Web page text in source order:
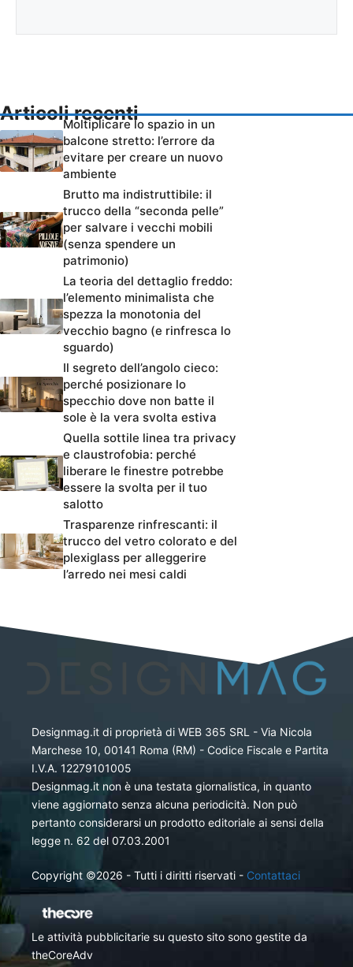
Articoli recenti
Moltiplicare lo spazio in un
balcone stretto: l’errore da
evitare per creare un nuovo
ambiente
Brutto ma indistruttibile: il
trucco della “seconda pelle”
per salvare i vecchi mobili
(senza spendere un
patrimonio)
La teoria del dettaglio freddo:
l’elemento minimalista che
spezza la monotonia del
vecchio bagno (e rinfresca lo
sguardo)
Il segreto dell’angolo cieco:
perché posizionare lo
specchio dove non batte il
sole è la vera svolta estiva
Quella sottile linea tra privacy
e claustrofobia: perché
liberare le finestre potrebbe
essere la svolta per il tuo
salotto
Trasparenze rinfrescanti: il
trucco del vetro colorato e del
plexiglass per alleggerire
l’arredo nei mesi caldi
Designmag.it di proprietà di WEB 365 SRL - Via Nicola
Marchese 10, 00141 Roma (RM) - Codice Fiscale e Partita
I.V.A. 12279101005
Designmag.it non è una testata giornalistica, in quanto
viene aggiornato senza alcuna periodicità. Non può
pertanto considerarsi un prodotto editoriale ai sensi della
legge n. 62 del 07.03.2001
Copyright ©2026 - Tutti i diritti riservati - Contattaci
Le attività pubblicitarie su questo sito sono gestite da
theCoreAdv